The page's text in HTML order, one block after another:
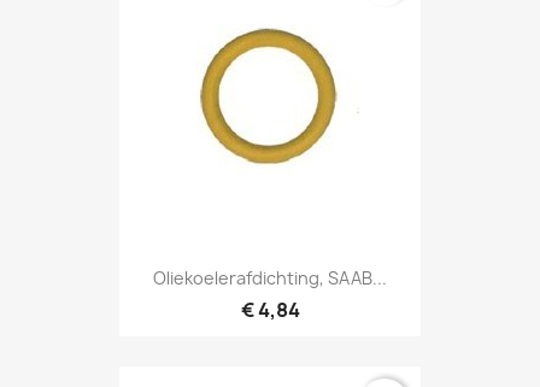
Oliekoelerafdichting, SAAB...
€ 4,84